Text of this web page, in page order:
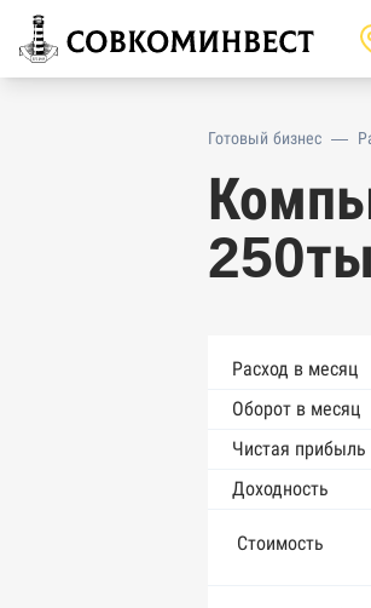
Готовый бизнес —
Расход в месяц
Оборот в месяц
Чистая прибыль
Доходность
Стоимость